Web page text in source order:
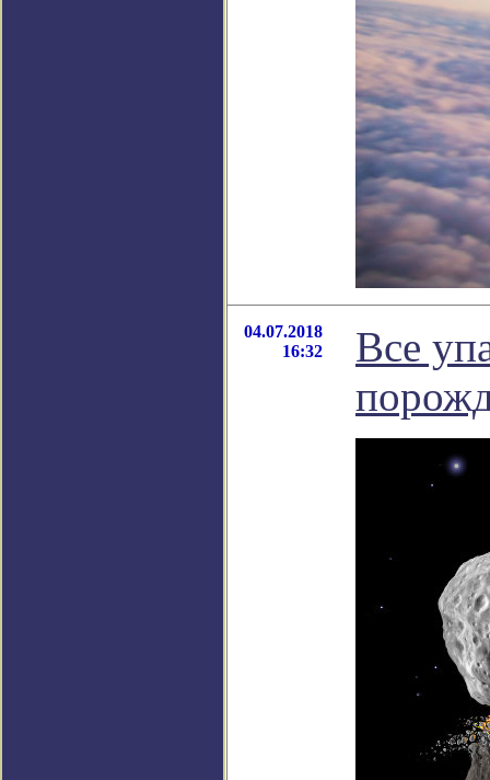
04.07.2018
16:32
Все